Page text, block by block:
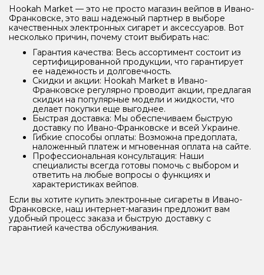
Hookah Market — это не просто магазин вейпов в Ивано-
Франковске, это ваш надежный партнер в выборе
качественных электронных сигарет и аксессуаров. Вот
несколько причин, почему стоит выбирать нас:
Гарантия качества: Весь ассортимент состоит из
сертифицированной продукции, что гарантирует
ее надежность и долговечность.
Скидки и акции: Hookah Market в Ивано-
Франковске регулярно проводит акции, предлагая
скидки на популярные модели и жидкости, что
делает покупки еще выгоднее.
Быстрая доставка: Мы обеспечиваем быструю
доставку по Ивано-Франковске и всей Украине.
Гибкие способы оплаты: Возможна предоплата,
наложенный платеж и мгновенная оплата на сайте.
Профессиональная консультация: Наши
специалисты всегда готовы помочь с выбором и
ответить на любые вопросы о функциях и
характеристиках вейпов.
Если вы хотите купить электронные сигареты в Ивано-
Франковске, наш интернет-магазин предложит вам
удобный процесс заказа и быструю доставку с
гарантией качества обслуживания.